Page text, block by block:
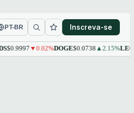
PT-BR Inscreva-se
▼0.02%DOGE$0.0738▲2.15%LEO$9.61